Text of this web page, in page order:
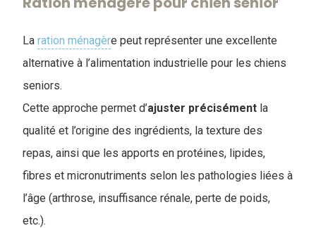
La ration ménagère peut représenter une excellente
alternative à l’alimentation industrielle pour les chiens
seniors.
Cette approche permet d’ajuster précisément la
qualité et l’origine des ingrédients, la texture des
repas, ainsi que les apports en protéines, lipides,
fibres et micronutriments selon les pathologies liées à
l’âge (arthrose, insuffisance rénale, perte de poids,
etc.).